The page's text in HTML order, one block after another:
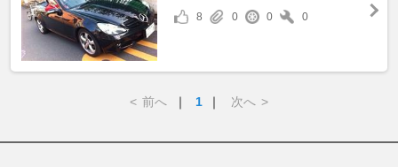
8
0 0 0
< 前へ ｜ 1 ｜ 次へ >